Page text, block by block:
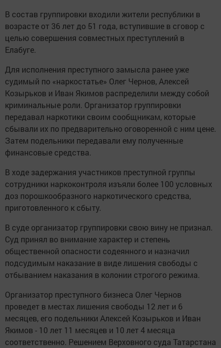
В состав группировки входили жители республики в
возрасте от 36 лет до 51 года, вступившие в сговор с
целью совершения совместных преступлений в
Елабуге.
Для исполнения преступного замысла ранее уже
судимый по «наркостатье» Олег Чернов, Алексей
Козырьков и Иван Якимов распределили между собой
криминальные роли. Организатор группировки
передавал наркотики своим сообщникам, которые
сбывали их по предварительно оговоренной с ним цене.
Затем подельники передавали ему полученные
финансовые средства.
В ходе задержания участников преступной группы
сотрудники наркоконтроля изъяли более 100 условных
доз порошкообразного наркотического средства,
приготовленного к сбыту.
В суде организатор группировки свою вину не признал.
Суд принял во внимание характер и степень
общественной опасности содеянного и назначил
подсудимым наказание в виде лишения свободы с
отбыванием наказания в колонии строгого режима.
Организатор преступного бизнеса Олег Чернов
проведет в местах лишения свободы 12 лет и 6
месяцев, его подельники Алексей Козырьков и Иван
Якимов - 10 лет 11 месяцев и 10 лет 4 месяца
соответственно. Решением Верховного суда Татарстана